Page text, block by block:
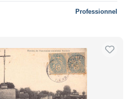
Professionnel